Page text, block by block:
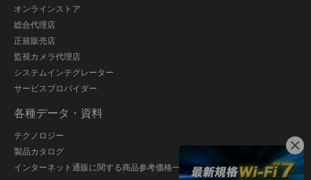
オンラインストア
総合代理店
正規販売店
監視カメラ代理店
システムインテグレーター
サービスプロバイダー
各種データ・資料
テクノロジー
製品カタログ
インターネット通販に関する商品参考価格一覧